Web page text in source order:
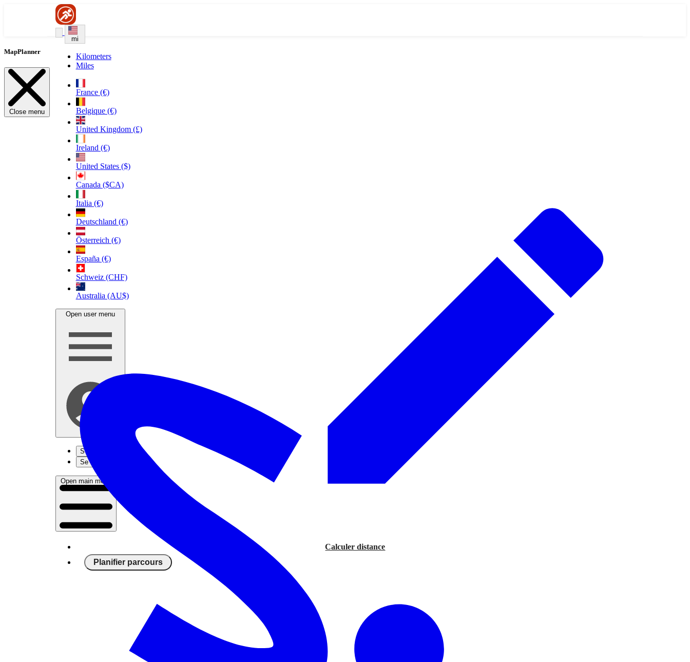
mi
Kilometers
Miles
France (€)
Belgique (€)
United Kingdom (£)
Ireland (€)
United States ($)
Canada ($CA)
Italia (€)
Deutschland (€)
Österreich (€)
España (€)
Schweiz (CHF)
Australia (AU$)
Open user menu
S'inscrire
Se connecter
Open main menu
Calculer distance
Planifier parcours
MapPlanner
Close menu